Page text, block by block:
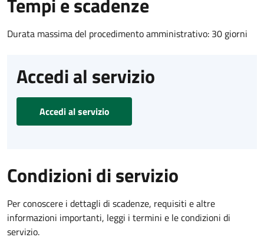
Durata massima del procedimento amministrativo: 30 giorni
Accedi al servizio
Accedi al servizio
Condizioni di servizio
Per conoscere i dettagli di scadenze, requisiti e altre
informazioni importanti, leggi i termini e le condizioni di
servizio.